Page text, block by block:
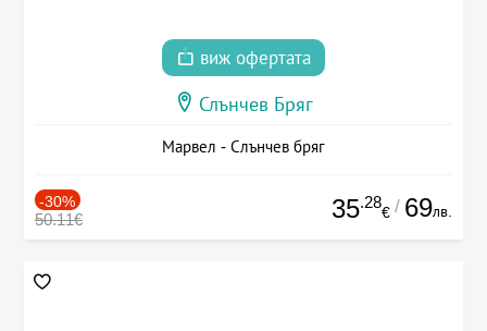
виж офертата
Слънчев Бряг
Марвел - Слънчев бряг
-30%
50.11€ 35.28
€ / 69лв.